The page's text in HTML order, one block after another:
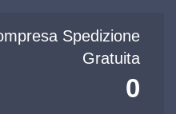
Spedizione
Gratuita
0